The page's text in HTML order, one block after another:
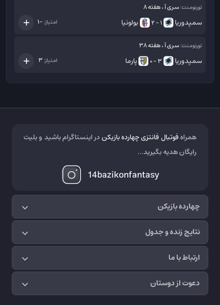
تورنومنت:سری آ ، هفته 8
سمپدوریا 1 - 2 بولونیا امتیاز: -1
تورنومنت:سری آ ، هفته 38
سمپدوریا 3 - 0 پارما امتیاز: 3
چهارده بازیکن
نتایج زنده و جدول
ارتباط با ما
دعوت از دوستان
همراهفوتبال فانتزی چهارده بازیکندر اینستاگرام باشید و بلیت
رایگان هدیه بگیرید...
14bazikonfantasy